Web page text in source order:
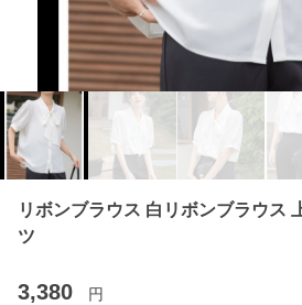
リボンブラウス 白リボンブラウス
ツ
3,380 円